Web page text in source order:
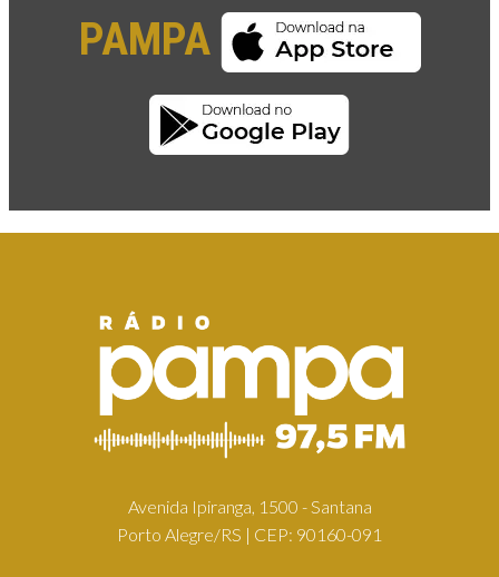
PAMPA
Avenida Ipiranga, 1500 - Santana
Porto Alegre/RS | CEP: 90160-091